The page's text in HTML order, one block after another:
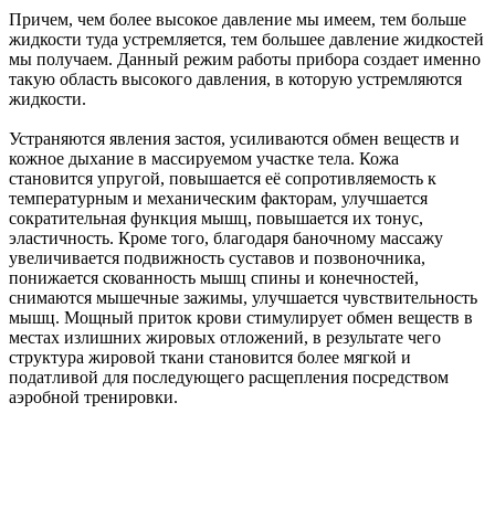
Причем, чем более высокое давление мы имеем, тем больше
жидкости туда устремляется, тем большее давление жидкостей
мы получаем. Данный режим работы прибора создает именно
такую область высокого давления, в которую устремляются
жидкости.
Устраняются явления застоя, усиливаются обмен веществ и
кожное дыхание в массируемом участке тела. Кожа
становится упругой, повышается её сопротивляемость к
температурным и механическим факторам, улучшается
сократительная функция мышц, повышается их тонус,
эластичность. Кроме того, благодаря баночному массажу
увеличивается подвижность суставов и позвоночника,
понижается скованность мышц спины и конечностей,
снимаются мышечные зажимы, улучшается чувствительность
мышц. Мощный приток крови стимулирует обмен веществ в
местах излишних жировых отложений, в результате чего
структура жировой ткани становится более мягкой и
податливой для последующего расщепления посредством
аэробной тренировки.